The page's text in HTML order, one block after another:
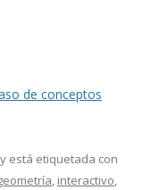
de conceptos
y está etiquetada con
, interactivo,